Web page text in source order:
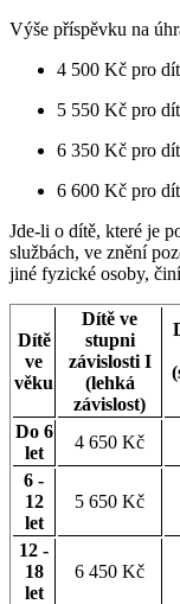
Výše příspěvku na
4 500 Kč pro
5 550 Kč pro
6 350 Kč pro
6 600 Kč pro
Jde-li o dítě, které je
službách, ve znění
jiné fyzické osoby,
Dítě
ve
věku
Dítě ve
stupni
závislosti I
(lehká
závislost)
Do 6
let
4 650 Kč
6 -
12
let
5 650 Kč
12 -
18
let
6 450 Kč